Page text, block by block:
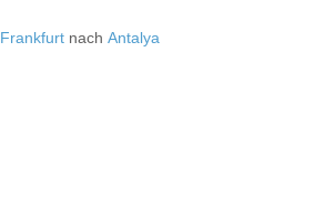
Frankfurt nach Antalya